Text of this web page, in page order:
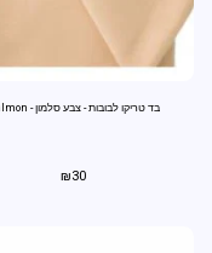
בד טריקו לבובות - צבע סלמון - Salmon
₪30